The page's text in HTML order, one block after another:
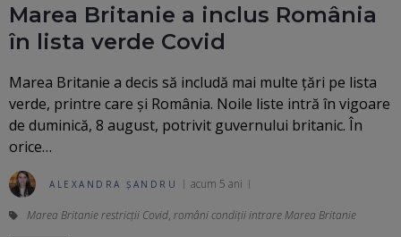
Marea Britanie a inclus România
în lista verde Covid
Marea Britanie a decis să includă mai multe țări pe lista
verde, printre care și România. Noile liste intră în vigoare
de duminică, 8 august, potrivit guvernului britanic. În
orice…
ALEXANDRA ȘANDRU acum 5 ani
Marea Britanie restricții Covid, români condiții intrare Marea Britanie